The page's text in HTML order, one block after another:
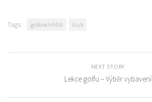
Tags: golfové hřiště klub
NEXT STORY
Lekce golfu – Výběr vybavení